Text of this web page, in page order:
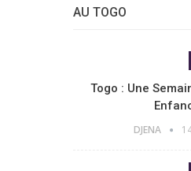
AU TOGO
Togo : Une
DJENA